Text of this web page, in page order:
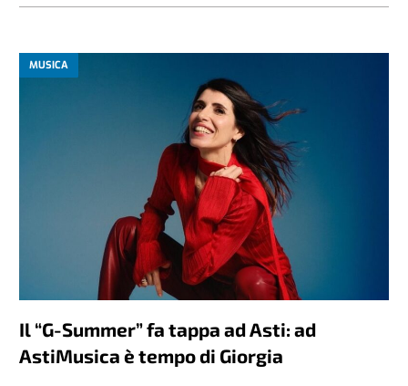
MUSICA
Il “G-Summer” fa tappa ad Asti: ad
AstiMusica è tempo di Giorgia